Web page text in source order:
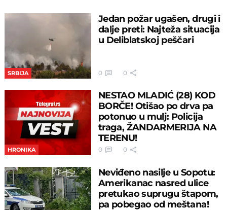
SRBIJA
Jedan požar ugašen, drugi i
dalje preti: Najteža situacija
u Deliblatskoj peščari
0 0
HRONIKA
NESTAO MLADIĆ (28) KOD
BORČE! Otišao po drva pa
potonuo u mulj: Policija
traga, ŽANDARMERIJA NA
TERENU!
0 0
Neviđeno nasilje u Sopotu:
Amerikanac nasred ulice
pretukao suprugu štapom,
pa pobegao od meštana!